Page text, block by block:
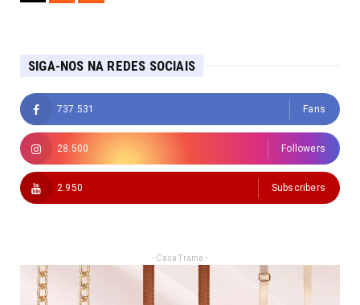
SIGA-NOS NA REDES SOCIAIS
737.531 Fans
28.500 Followers
2.950 Subscribers
- Casa Trama -